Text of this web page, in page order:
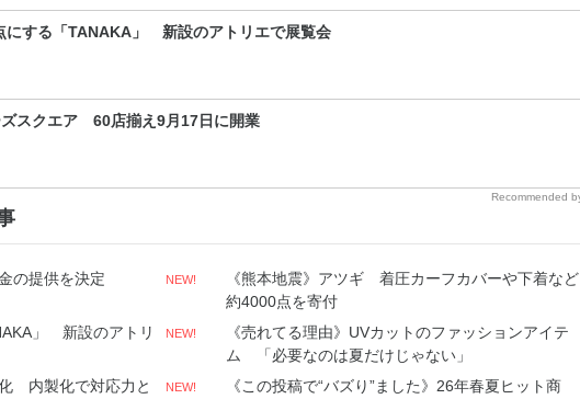
にする「TANAKA」 新設のアトリエで展覧会
ズスクエア 60店揃え9月17日に開業
Recommended
の提供を決定 NEW!
《熊本地震》アツギ 着圧カーフカバーや下着など
約4000点を寄付
」 新設のアトリ
NEW!
《売れてる理由》UVカットのファッションアイテ
ム 「必要なのは夏だけじゃない」
内製化で対応力と
NEW!
《この投稿で“バズり”ました》26年春夏ヒット商